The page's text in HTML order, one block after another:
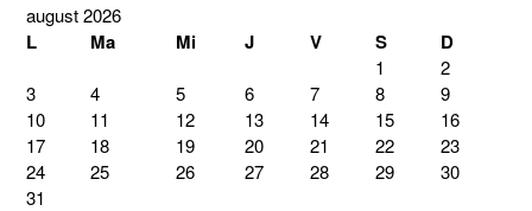
august 2026
L Ma Mi J V S D
1
2
3
4 5 6 7 8
9
10
11 12 13 14 15
16
17
18 19 20 21 22
23
24
25 26 27 28 29
30
31